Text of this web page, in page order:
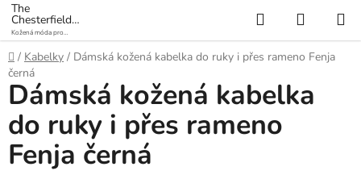
Přejít
na
obsah
The
Chesterfield
Brand
Kožená móda pro
každý den
Hledat
KOŠÍK
Domů
/ Kabelky / Dámská kožená kabelka do ruky i přes rameno Fenja
černá
Dámská kožená kabelka
do ruky i přes rameno
Fenja černá